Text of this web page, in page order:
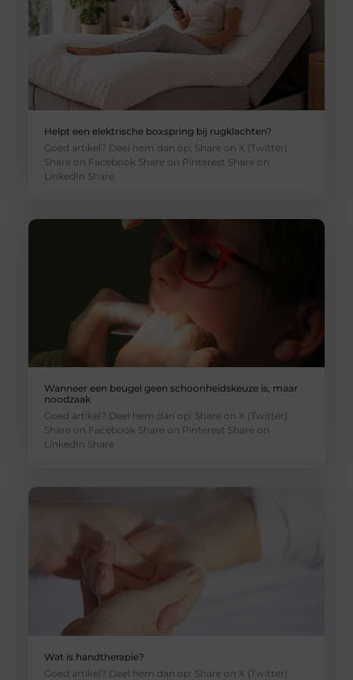
Helpt een elektrische boxspring bij rugklachten?
Goed artikel? Deel hem dan op: Share on X (Twitter)
Share on Facebook Share on Pinterest Share on
LinkedIn Share
Wanneer een beugel geen schoonheidskeuze is, maar
noodzaak
Goed artikel? Deel hem dan op: Share on X (Twitter)
Share on Facebook Share on Pinterest Share on
LinkedIn Share
Wat is handtherapie?
Goed artikel? Deel hem dan op: Share on X (Twitter)